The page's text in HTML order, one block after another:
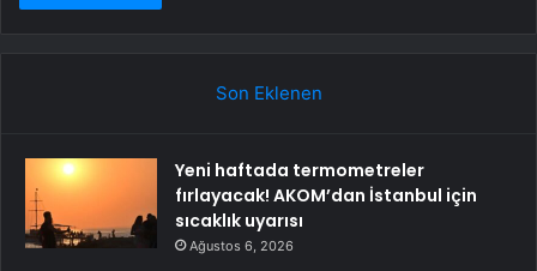
Son Eklenen
Yeni haftada termometreler
fırlayacak! AKOM’dan İstanbul için
sıcaklık uyarısı
Ağustos 6, 2026